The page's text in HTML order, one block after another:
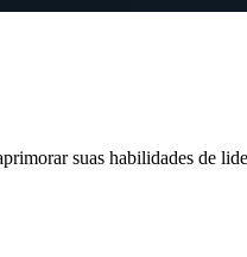
suas habilidades de